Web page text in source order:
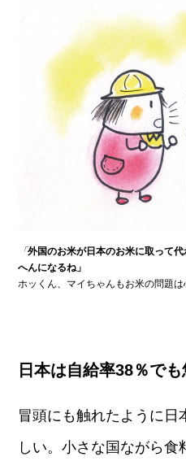
「外国のお米が日本のお米に取って
へんになるね」
ホッくん、マイちゃんもお米の問題は
日本は自給率38％で
冒頭にも触れたように日
しい。小さな国ながら食